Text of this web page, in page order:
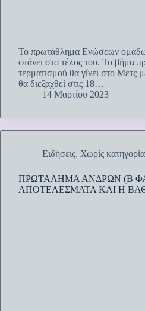
Το πρωτάθλημα Ενώσεων
φτάνει στο τέλος του. Το βήμα
τερματισμού θα γίνει στο Μετς
θα διεξαχθεί στις 18…
14 Μαρτίου 2023
Ειδήσεις, Χωρίς κατηγορία
ΠΡΩΤΑΛΗΜΑ ΑΝΔΡΩΝ (Β
ΑΠΟΤΕΛΕΣΜΑΤΑ ΚΑΙ Η